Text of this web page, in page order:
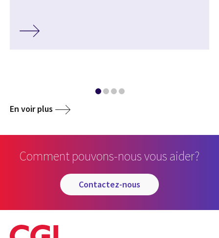
En voir plus
Comment pouvons-nous vous aider?
contactez-nous